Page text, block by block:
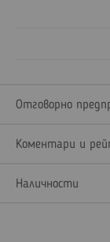
Отговорно
Коментари и
Наличности